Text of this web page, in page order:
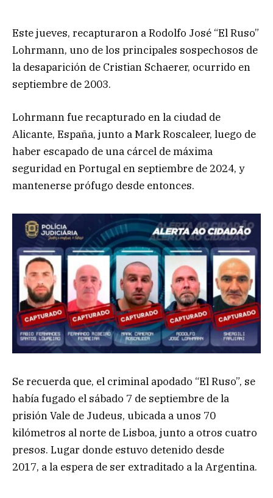
Este jueves, recapturaron a Rodolfo José “El Ruso”
Lohrmann, uno de los principales sospechosos de
la desaparición de Cristian Schaerer, ocurrido en
septiembre de 2003.
Lohrmann fue recapturado en la ciudad de
Alicante, España, junto a Mark Roscaleer, luego de
haber escapado de una cárcel de máxima
seguridad en Portugal en septiembre de 2024, y
mantenerse prófugo desde entonces.
Se recuerda que, el criminal apodado “El Ruso”, se
había fugado el sábado 7 de septiembre de la
prisión Vale de Judeus, ubicada a unos 70
kilómetros al norte de Lisboa, junto a otros cuatro
presos. Lugar donde estuvo detenido desde
2017, a la espera de ser extraditado a la Argentina.